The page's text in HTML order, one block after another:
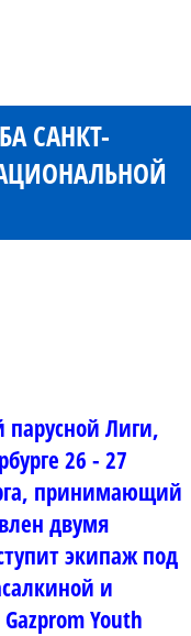
САНКТ-
парусной Лиги,
26 - 27
принимающий
двумя
экипаж под
и
Youth